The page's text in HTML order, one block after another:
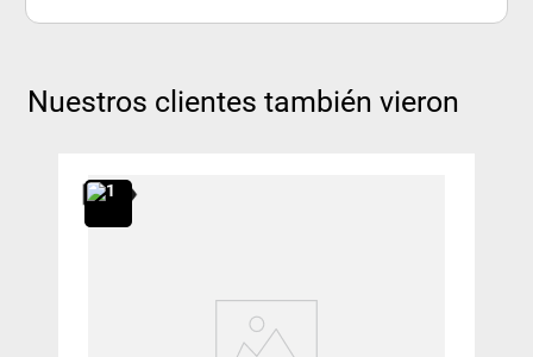
Nuestros clientes también vieron